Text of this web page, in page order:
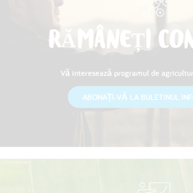
RĂMÂNEȚI
Vă interesează programul de
ABONAȚI-VĂ LA BULETINUL